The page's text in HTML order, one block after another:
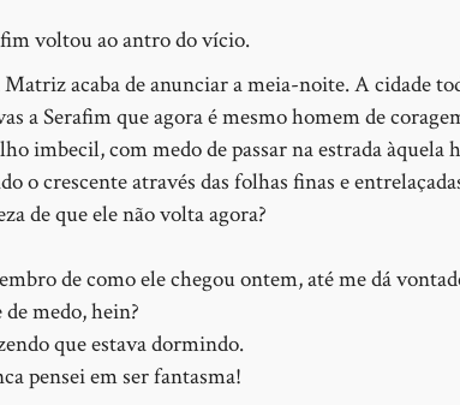
voltou ao antro do vício.
acaba de anunciar a meia-noite. A cidade
a Serafim que agora é mesmo homem de
imbecil, com medo de passar na estrada àquela
o crescente através das folhas finas e
de que ele não volta agora?
de como ele chegou ontem, até me dá
medo, hein?
que estava dormindo.
pensei em ser fantasma!